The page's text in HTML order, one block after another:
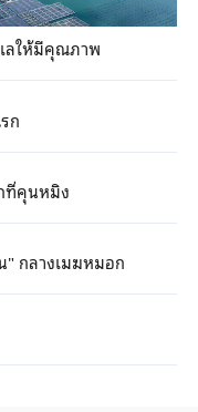
ลให้มีคุณภาพ
ก
ที่คุนหมิง
กลางเมฆหมอก